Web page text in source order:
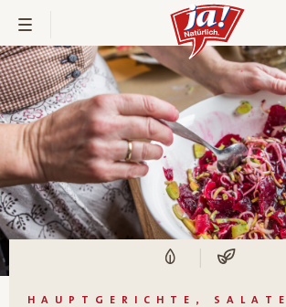
HAUPTGERICHTE, SALATE